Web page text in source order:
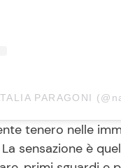
PARAGONI
tenero nelle
sensazione è